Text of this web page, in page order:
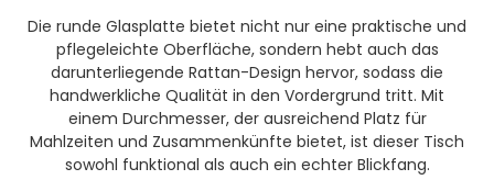
Die runde Glasplatte bietet nicht nur eine praktische und
pflegeleichte Oberfläche, sondern hebt auch das
darunterliegende Rattan-Design hervor, sodass die
handwerkliche Qualität in den Vordergrund tritt. Mit
einem Durchmesser, der ausreichend Platz für
Mahlzeiten und Zusammenkünfte bietet, ist dieser Tisch
sowohl funktional als auch ein echter Blickfang.